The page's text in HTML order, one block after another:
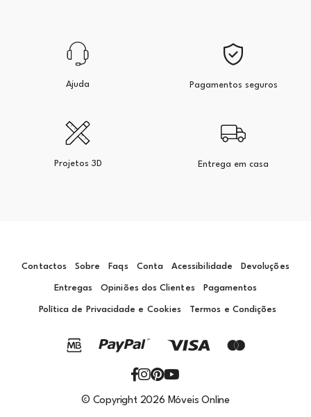
Ajuda Pagamentos seguros
Projetos 3D Entrega em casa
Contactos Sobre Faqs Conta Acessibilidade Devoluções
Entregas Opiniões dos Clientes Pagamentos
Política de Privacidade e Cookies Termos e Condições
© Copyright 2026 Móveis Online